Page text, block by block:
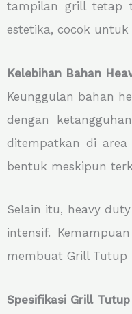
tampilan grill tetap
estetika, cocok
Kelebihan Bahan
Keunggulan bahan
dengan
ditempatkan di
bentuk meskipun
Selain itu, heavy
intensif.
membuat Grill Tutup
Spesifikasi Grill